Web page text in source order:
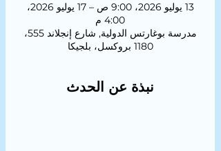
13 يوليو 2026، 9:00 ص – 17 يوليو 2026،
4:00 م
مدرسة بوغارتس الدولية, شارع إنجلاند 555،
1180 بروكسل، بلجيكا
نبذة عن الحدث